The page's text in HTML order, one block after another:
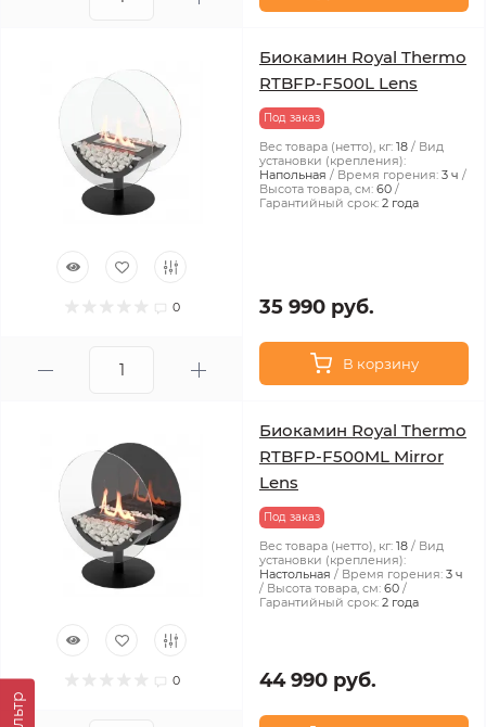
0
Биокамин Royal Thermo
RTBFP-F500L Lens
Под заказ
Вес товара (нетто), кг: 18
Вид
установки (крепления):
Напольная
Время горения: 3 ч
Высота товара, см: 60
Гарантийный срок: 2 года
35 990 руб.
В корзину
0
Биокамин Royal Thermo
RTBFP-F500ML Mirror
Lens
Под заказ
Вес товара (нетто), кг: 18
Вид
установки (крепления):
Настольная
Время горения: 3 ч
Высота товара, см: 60
Гарантийный срок: 2 года
44 990 руб.